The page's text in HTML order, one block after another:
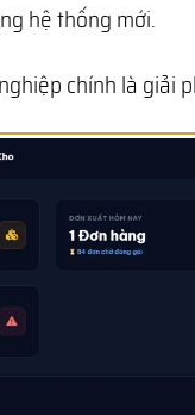
hệ thống mới.
chính là giải